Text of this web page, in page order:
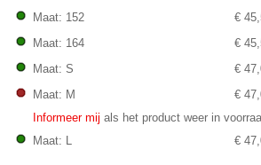
Maat: 152
€
Maat: 164
€
Maat: S
€
Maat: M
€
Informeer mij als het product weer in
Maat: L
€